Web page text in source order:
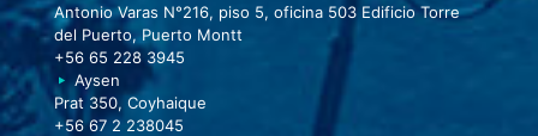
Antonio Varas N°216, piso 5, oficina 503 Edificio Torre
del Puerto, Puerto Montt
+56 65 228 3945
Aysen
Prat 350, Coyhaique
+56 67 2 238045